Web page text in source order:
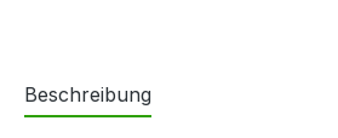
Beschreibung